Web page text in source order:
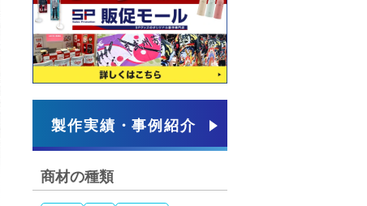
製作実績・事例紹介
商材の種類